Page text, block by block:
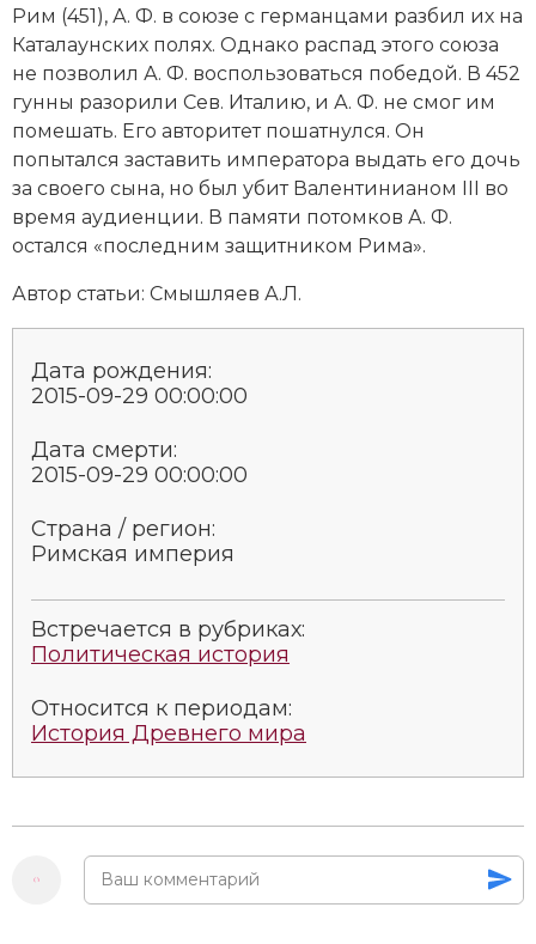
История, философия, теория и методология
исторического знания
Итория международных отношений
Латинская Америка
Новая история
Образование
Политическая история
Революции и народные движения
Россия
Социально-экономическая история
Южная Америка
Рим (451), А. Ф. в союзе с германцами разбил их на
Каталаунских полях. Однако распад этого союза
не позволил А. Ф. воспользоваться победой. В 452
гунны разорили Сев. Италию, и А. Ф. не смог им
помешать. Его авторитет пошатнулся. Он
попытался заставить императора выдать его дочь
за своего сына, но был убит Валентинианом III во
время аудиенции. В памяти потомков А. Ф.
остался «последним защитником Рима».
Автор статьи: Смышляев А.Л.
Дата рождения:
2015-09-29 00:00:00
Дата смерти:
2015-09-29 00:00:00
Страна / регион:
Римская империя
Встречается в рубриках:
Политическая история
Относится к периодам:
История Древнего мира